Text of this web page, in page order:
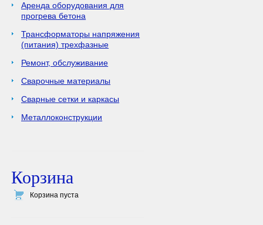
Аренда оборудования для
прогрева бетона
Трансформаторы напряжения
(питания) трехфазные
Ремонт, обслуживание
Сварочные материалы
Сварные сетки и каркасы
Металлоконструкции
Корзина
Корзина пуста